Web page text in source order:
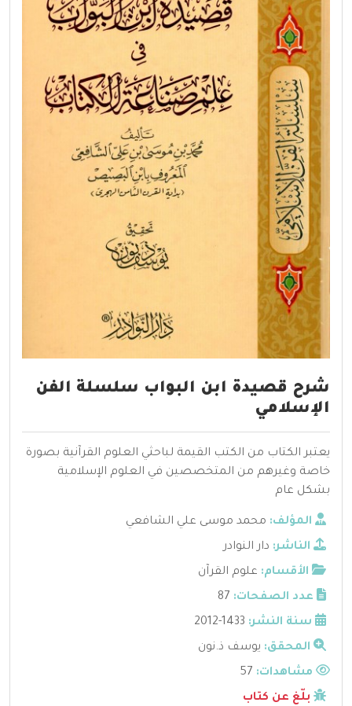
شرح قصيدة ابن البواب سلسلة الفن
الإسلامي
يعتبر الكتاب من الكتب القيمة لباحثي العلوم القرآنية بصورة
خاصة وغيرهم من المتخصصين في العلوم الإسلامية
بشكل عام
المؤلف: محمد موسى علي الشافعي
الناشر: دار النوادر
الأقسام: علوم القرآن
عدد الصفحات: 87
سنة النشر: 1433-2012
المحقق: يوسف ذ.نون
مشاهدات:
بلّغ عن كتاب